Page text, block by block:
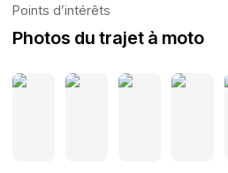
Points d’intérêts
Photos du trajet à moto